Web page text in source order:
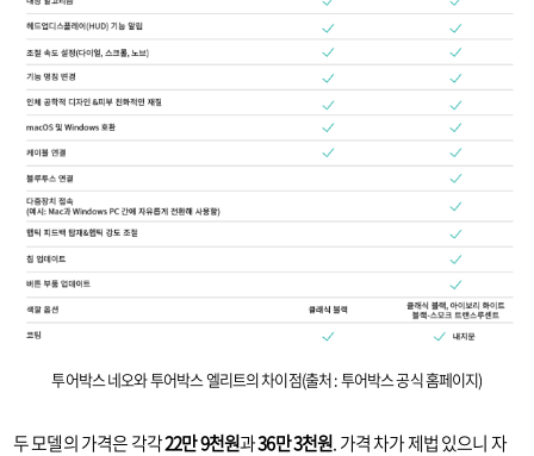
투어박스 네오와 투어박스 엘리트의 차이점(출처 : 투어박스 공식 홈페이지)
두 모델의 가격은 각각22만 9천원과36만 3천원. 가격 차가 제법 있으니 자